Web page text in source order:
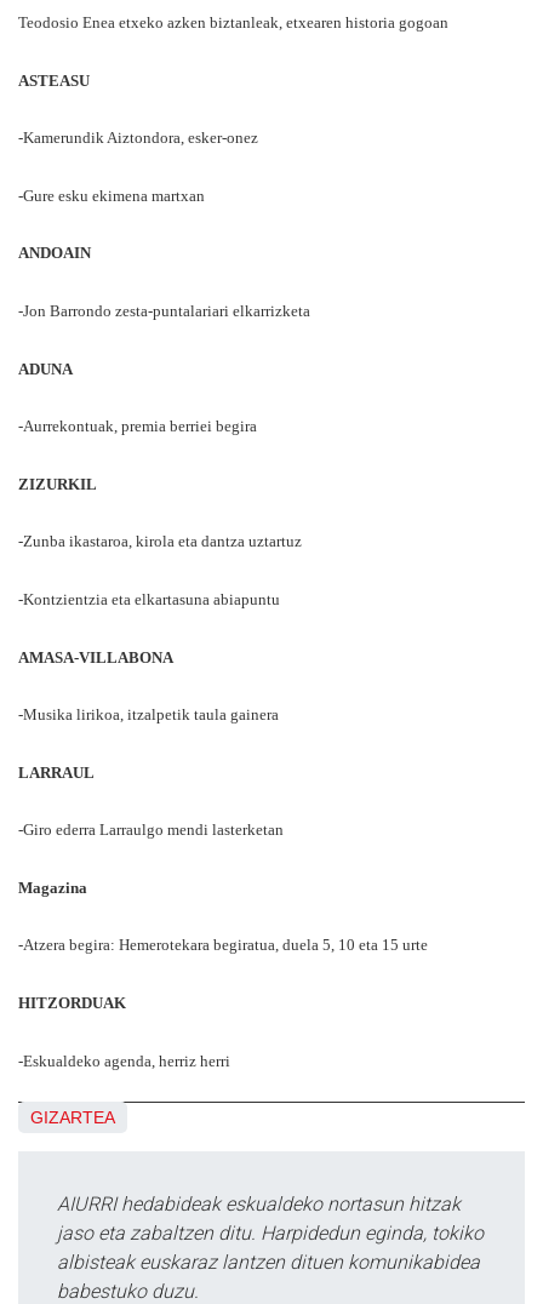
Teodosio Enea etxeko azken biztanleak, etxearen historia gogoan
ASTEASU
-Kamerundik Aiztondora, esker-onez
-Gure esku ekimena martxan
ANDOAIN
-Jon Barrondo zesta-puntalariari elkarrizketa
ADUNA
-Aurrekontuak, premia berriei begira
ZIZURKIL
-Zunba ikastaroa, kirola eta dantza uztartuz
-Kontzientzia eta elkartasuna abiapuntu
AMASA-VILLABONA
-Musika lirikoa, itzalpetik taula gainera
LARRAUL
-Giro ederra Larraulgo mendi lasterketan
Magazina
-Atzera begira: Hemerotekara begiratua, duela 5, 10 eta 15 urte
HITZORDUAK
-Eskualdeko agenda, herriz herri
GIZARTEA
AIURRI hedabideak eskualdeko nortasun hitzak
jaso eta zabaltzen ditu. Harpidedun eginda, tokiko
albisteak euskaraz lantzen dituen komunikabidea
babestuko duzu.